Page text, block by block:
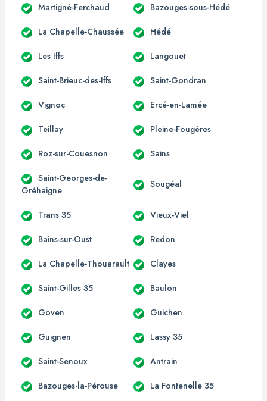
Martigné-Ferchaud Bazouges-sous-Hédé
La Chapelle-Chaussée Hédé
Les Iffs Langouet
Saint-Brieuc-des-Iffs Saint-Gondran
Vignoc Ercé-en-Lamée
Teillay Pleine-Fougères
Roz-sur-Couesnon Sains
Saint-Georges-de-
Gréhaigne
Sougéal
Trans 35 Vieux-Viel
Bains-sur-Oust Redon
La Chapelle-Thouarault Clayes
Saint-Gilles 35 Baulon
Goven Guichen
Guignen Lassy 35
Saint-Senoux Antrain
Bazouges-la-Pérouse La Fontenelle 35